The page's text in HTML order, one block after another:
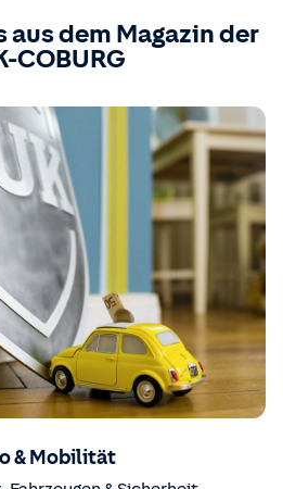
dem Magazin der
COBURG
& Mobilität